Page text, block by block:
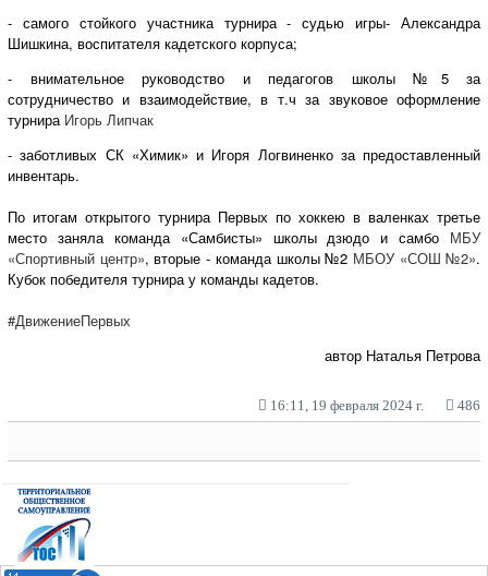
- самого стойкого участника турнира - судью игры- Александра
Шишкина, воспитателя кадетского корпуса;
- внимательное руководство и педагогов школы №5 за
сотрудничество и взаимодействие, в т.ч за звуковое оформление
турнира Игорь Липчак
- заботливых СК «Химик» и Игоря Логвиненко за предоставленный
инвентарь.
По итогам открытого турнира Первых по хоккею в валенках третье
место заняла команда «Самбисты» школы дзюдо и самбо МБУ
«Спортивный центр», вторые - команда школы №2 МБОУ «СОШ №2».
Кубок победителя турнира у команды кадетов.
#ДвижениеПервых
автор Наталья Петрова
16:11, 19 февраля 2024 г. 486